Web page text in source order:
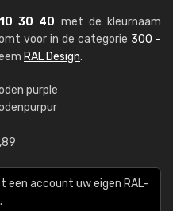
30 40 met de kleurnaam
voor in de categorie 300 -
RAL Design.
purple
een account uw eigen RAL-